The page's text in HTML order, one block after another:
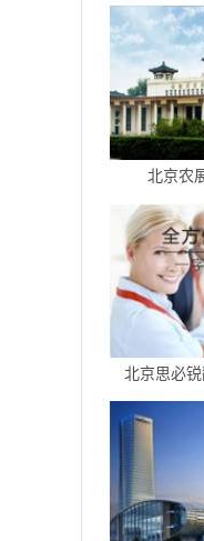
北京农
北京思必